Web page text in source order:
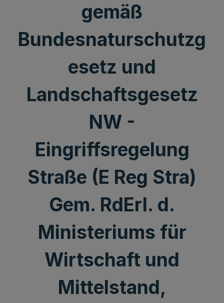
gemäß
Bundesnaturschutzg
esetz und
Landschaftsgesetz
NW -
Eingriffsregelung
Straße (E Reg Stra)
Gem. RdErl. d.
Ministeriums für
Wirtschaft und
Mittelstand,